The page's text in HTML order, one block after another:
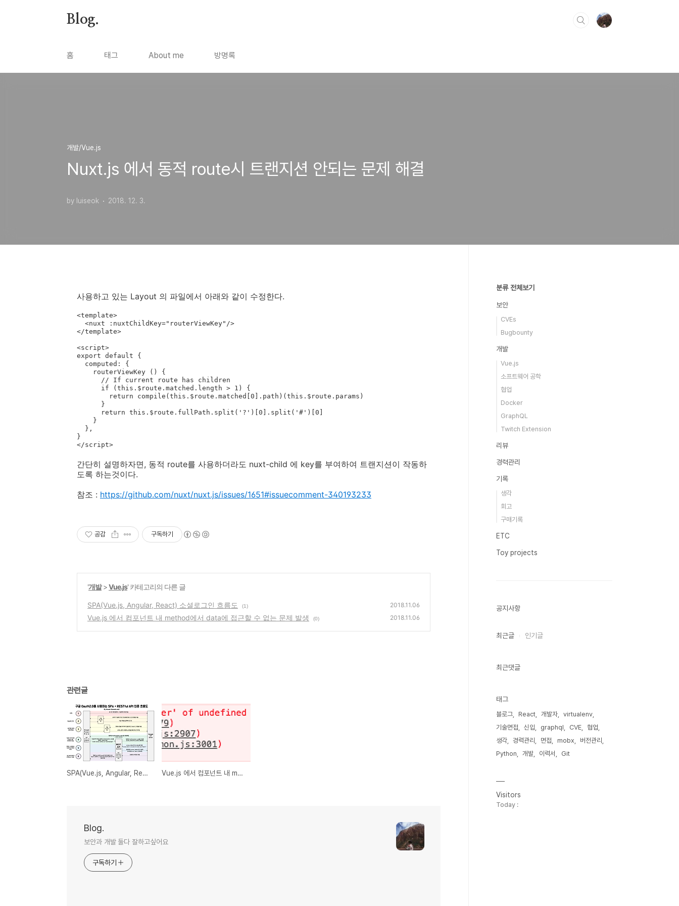
Blog.
홈 태그 About me 방명록
개발/Vue.js
Nuxt.js 에서 동적 route시 트랜지션 안되는 문제 해결
by luiseok 2018. 12. 3.
사용하고 있는 Layout 의 파일에서 아래와 같이 수정한다.
<template>
</template>
<script>
export default {
}
간단히 설명하자면, 동적 route를 사용하더라도 nuxt-child 에 key를 부여하여 트랜지션이 작동하
도록 하는것이다.
참조 : https://github.com/nuxt/nuxt.js/issues/1651#issuecomment-340193233
공감 구독하기
'개발>Vue.js' 카테고리의 다른 글
SPA(Vue.js, Angular, React) 소셜로그인 흐름도 (1) 2018.11.06
Vue.js 에서 컴포넌트 내 method에서 data에 접근할 수 없는 문제 발생 (0) 2018.11.06
관련글
SPA(Vue.js, Angular, React) 소셜로그인 흐름도 Vue.js 에서 컴포넌트 내 method에서 data에 접근할 수 없는 문제 발생
Blog.
보안과 개발 둘다 잘하고싶어요
구독하기
분류 전체보기
보안
CVEs
Bugbounty
개발
Vue.js
소프트웨어 공학
협업
Docker
GraphQL
Twitch Extension
리뷰
경력관리
기록
생각
회고
구매기록
ETC
Toy projects
공지사항
최근글 인기글
최근댓글
태그
블로그 React 개발자
virtualenv
기술면접
신입 graphql CVE
협업
생각
경력관리 면접 mobx
버전관리
Python
개발 이력서 Git
Visitors
Today :